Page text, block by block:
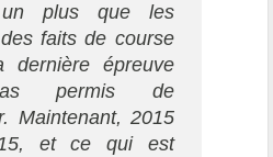
un plus que les
faits de course
épreuve
permis de
Maintenant, 2015
et ce qui est